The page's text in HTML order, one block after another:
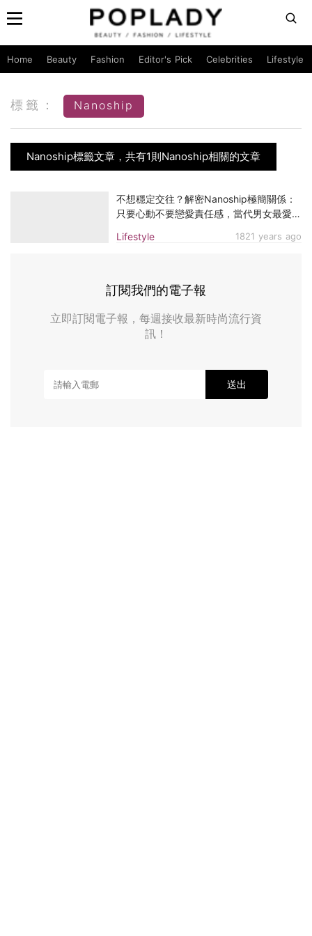
Home Beauty Fashion Editor's Pick Celebrities Lifestyle
標籤： Nanoship
Nanoship標籤文章，共有1則Nanoship相關的文章
Lifestyle 1821 years ago
不想穩定交往？解密Nanoship極簡關係：
只要心動不要戀愛責任感，當代男女最愛的
訂閱我們的電子報
立即訂閱電子報，每週接收最新時尚流行資
訊！
送出